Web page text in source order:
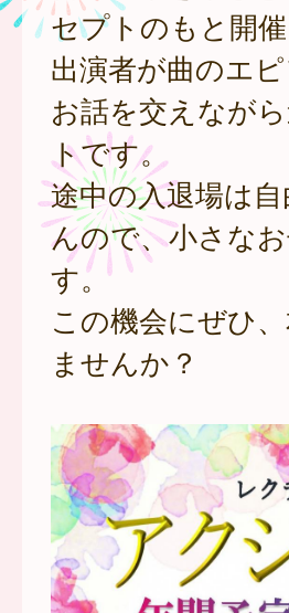
セプトのもと開催
出演者が曲のエ
お話を交えなが
トです。
途中の入退場は
んので、小さな
す。
この機会にぜひ
ませんか？